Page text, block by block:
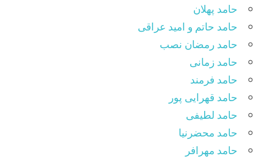
حامد پهلان
حامد حاتم و امید عراقی
حامد رمضان نصب
حامد زمانی
حامد فرمند
حامد قهرایی پور
حامد لطیفی
حامد محضرنیا
حامد مهرافر